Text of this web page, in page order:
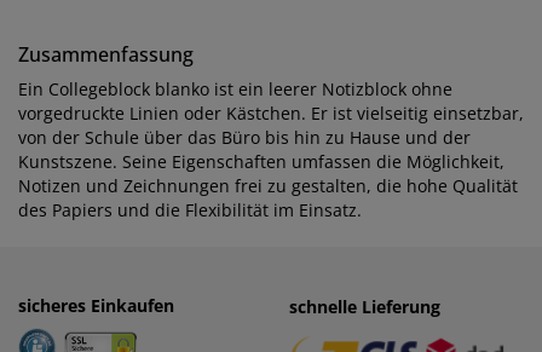
Zusammenfassung
Ein Collegeblock blanko ist ein leerer Notizblock ohne
vorgedruckte Linien oder Kästchen. Er ist vielseitig einsetzbar,
von der Schule über das Büro bis hin zu Hause und der
Kunstszene. Seine Eigenschaften umfassen die Möglichkeit,
Notizen und Zeichnungen frei zu gestalten, die hohe Qualität
des Papiers und die Flexibilität im Einsatz.
sicheres Einkaufen einfaches Zahlen
schnelle Lieferung